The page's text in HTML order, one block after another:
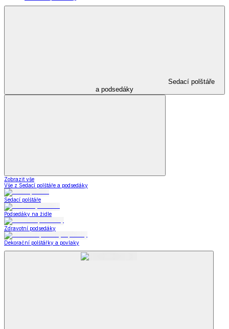
Sedací polštáře
a podsedáky
Zobrazit vše
Vše z Sedací polštáře a podsedáky
Sedací polštáře
Podsedáky na židle
Zdravotní podsedáky
Dekorační polštářky a povlaky